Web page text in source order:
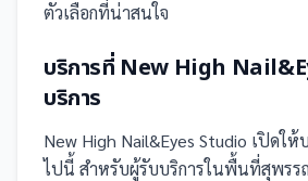
ตัวเลือกที่น่าสนใจ
บริการที่ New High
บริการ
New High Nail&Eyes Studio เปิดให้
ไปนี้ สำหรับผู้รับบริการในพื้นที่สุพรร